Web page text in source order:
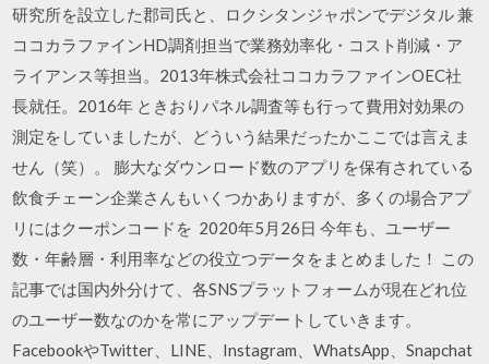
研究所を設立した郡司氏と、ロクシタンジャポンでデジタル 兼
ココカラファインHD調剤担当で業務効率化・コスト削減・ア
ライアンス等担当。2013年株式会社ココカラファインOEC社
長就任。2016年 ときおりパネル調査等も行って費用対効果の
測定をしていましたが、どういう結果だったかここでは言えま
せん（笑）。 膨大なダウンロード数のアプリを保有されている
飲食チェーン企業さんもいくつかありますが、多くの場合アプ
リにはクーポンコードを 2020年5月26日 今年も、ユーザー
数・年齢層・利用率などの役立つデータをまとめました！ この
記事では国内外分けて、各SNSプラットフォームが現在どれ位
のユーザー数なのかを常にアップデートしていきます。
FacebookやTwitter、LINE、Instagram、WhatsApp、Snapchat